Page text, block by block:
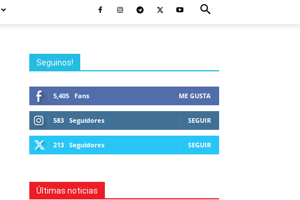
Seguinos!
5,405 Fans ME GUSTA
583 Seguidores SEGUIR
213 Seguidores SEGUIR
Últimas noticias